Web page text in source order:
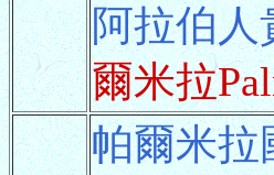
阿拉伯人
爾米拉
帕爾米拉